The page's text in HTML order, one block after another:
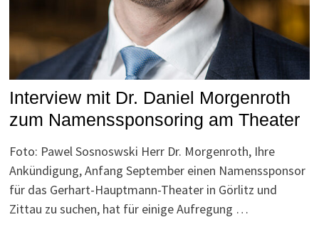
Interview mit Dr. Daniel Morgenroth
zum Namenssponsoring am Theater
Foto: Pawel Sosnoswski Herr Dr. Morgenroth, Ihre
Ankündigung, Anfang September einen Namenssponsor
für das Gerhart-Hauptmann-Theater in Görlitz und
Zittau zu suchen, hat für einige Aufregung …